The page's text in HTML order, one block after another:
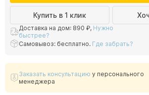
Купить в 1 клик
Доставка на дом: 890 ₽, Нужно
быстрее?
Самовывоз: бесплатно. Где забрать?
Заказать консультацию у персонального
менеджера